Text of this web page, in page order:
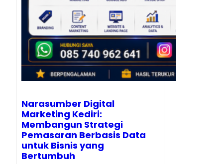
Narasumber Digital
Marketing Kediri:
Membangun Strategi
Pemasaran Berbasis Data
untuk Bisnis yang
Bertumbuh